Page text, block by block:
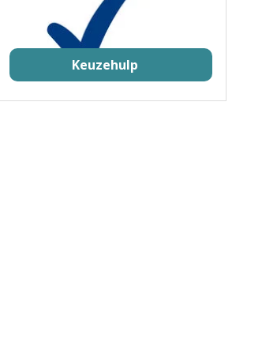
Keuzehulp